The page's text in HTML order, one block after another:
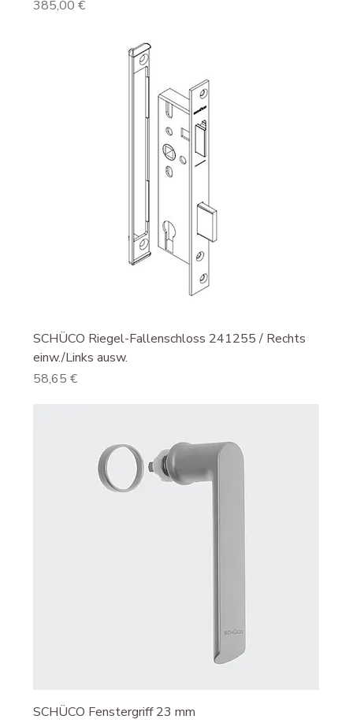
Preis
385,00 €
SCHÜCO Riegel-Fallenschloss 241255 / Rechts
einw./Links ausw.
Preis
58,65 €
SCHÜCO Fenstergriff 23 mm